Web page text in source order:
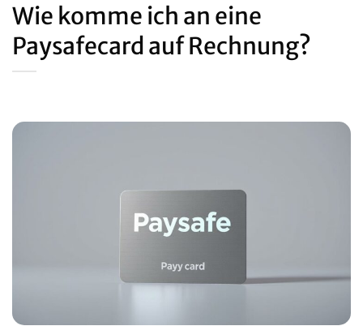
Wie komme ich an eine
Paysafecard auf Rechnung?